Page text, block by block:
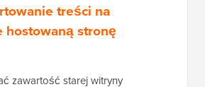
treści na
hostowaną stronę
zawartość starej witryny